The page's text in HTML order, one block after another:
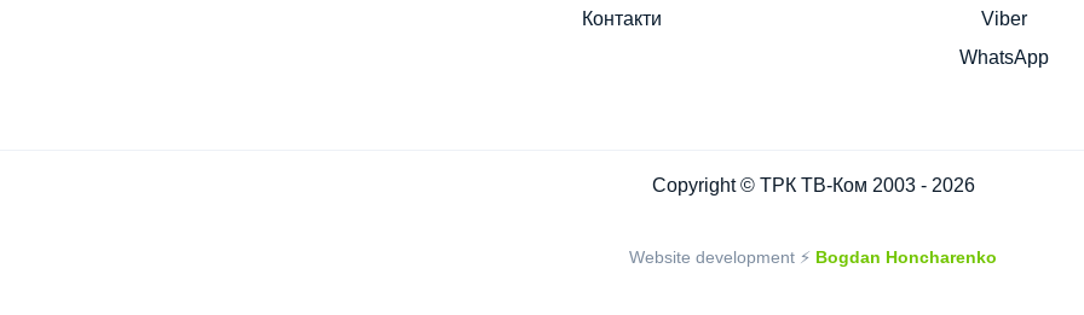
Контакти
Viber
WhatsApp
Copyright © ТРК ТВ-Ком 2003 - 2026
Website development ⚡ Bogdan Honcharenko